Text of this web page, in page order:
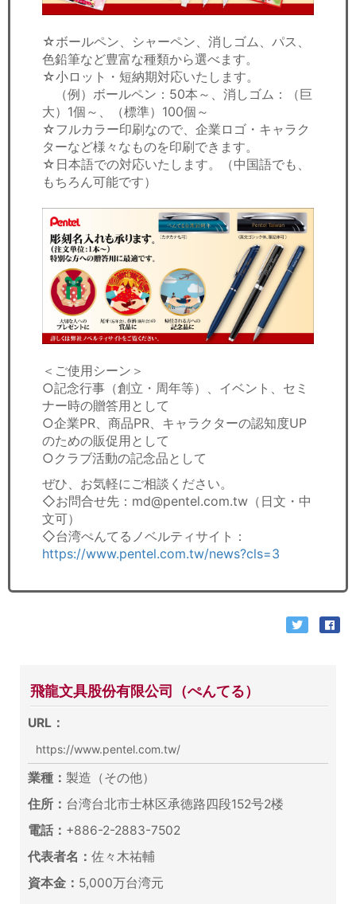
☆ボールペン、シャーペン、消しゴム、パス、
色鉛筆など豊富な種類から選べます。
☆小ロット・短納期対応いたします。
（例）ボールペン：50本～、消しゴム：（巨
大）1個～、（標準）100個～
☆フルカラー印刷なので、企業ロゴ・キャラク
ターなど様々なものを印刷できます。
☆日本語での対応いたします。（中国語でも、
もちろん可能です）
＜ご使用シーン＞
○記念行事（創立・周年等）、イベント、セミ
ナー時の贈答用として
○企業PR、商品PR、キャラクターの認知度UP
のための販促用として
○クラブ活動の記念品として
ぜひ、お気軽にご相談ください。
◇お問合せ先：md@pentel.com.tw（日文・中
文可）
◇台湾ぺんてるノベルティサイト：
https://www.pentel.com.tw/news?cls=3
飛龍文具股份有限公司（ぺんてる）
URL：
https://www.pentel.com.tw/
業種： 製造（その他）
住所： 台湾台北市士林区承徳路四段152号2楼
電話： +886-2-2883-7502
代表者名： 佐々木祐輔
資本金： 5,000万台湾元